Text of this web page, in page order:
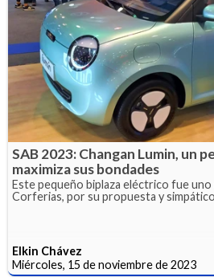
SAB 2023: Changan Lumin, un
maximiza sus bondades
Este pequeño biplaza eléctrico fue uno
Corferias, por su propuesta y
Elkin Chávez
Miércoles, 15 de noviembre de 2023